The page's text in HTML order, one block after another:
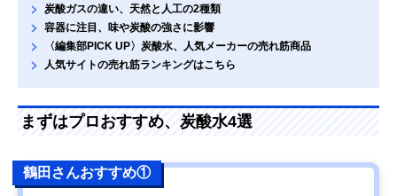
炭酸ガスの違い、天然と人工の2種類
容器に注目、味や炭酸の強さに影響
〈編集部PICK UP〉炭酸水、人気メーカーの売れ筋商品
人気サイトの売れ筋ランキングはこちら
まずはプロおすすめ、炭酸水4選
鶴田さんおすすめ①